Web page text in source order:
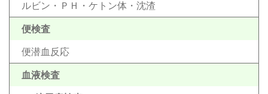
ルビン・ＰＨ・ケトン体・沈渣
便検査
便潜血反応
血液検査